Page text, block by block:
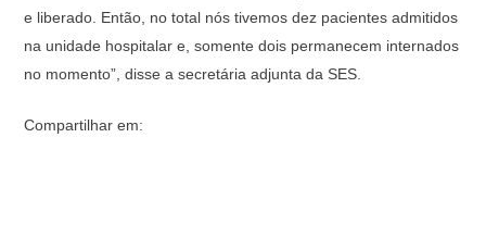
e liberado. Então, no total nós tivemos dez pacientes admitidos
na unidade hospitalar e, somente dois permanecem internados
no momento”, disse a secretária adjunta da SES.
Compartilhar em: